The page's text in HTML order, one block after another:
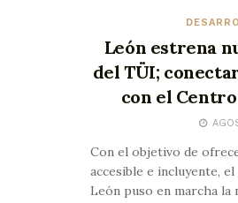
León estrena
del TÜI;
con el
Con el objetivo de
accesible e incluyente,
León puso en marcha la